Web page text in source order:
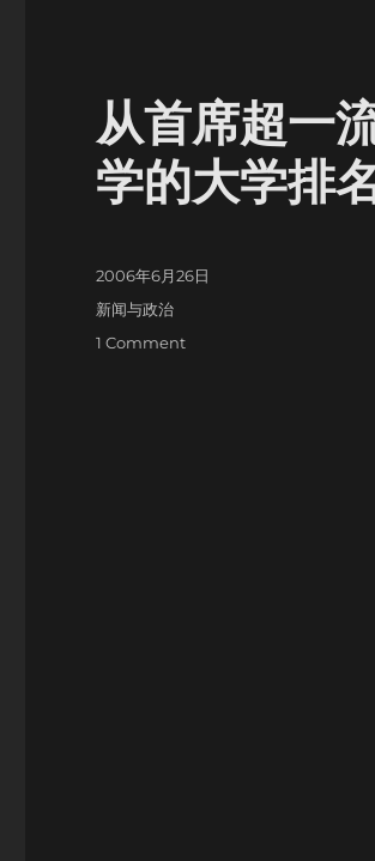
从首席超一
学的大学排
Posted
on
2006年6月26日
Categories
新闻与政治
1 Commenton